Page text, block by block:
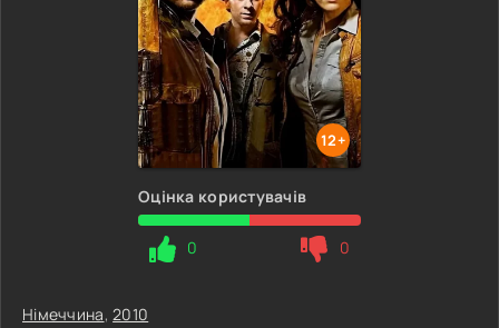
12+
Оцінка користувачів
0 0
Німеччина,2010